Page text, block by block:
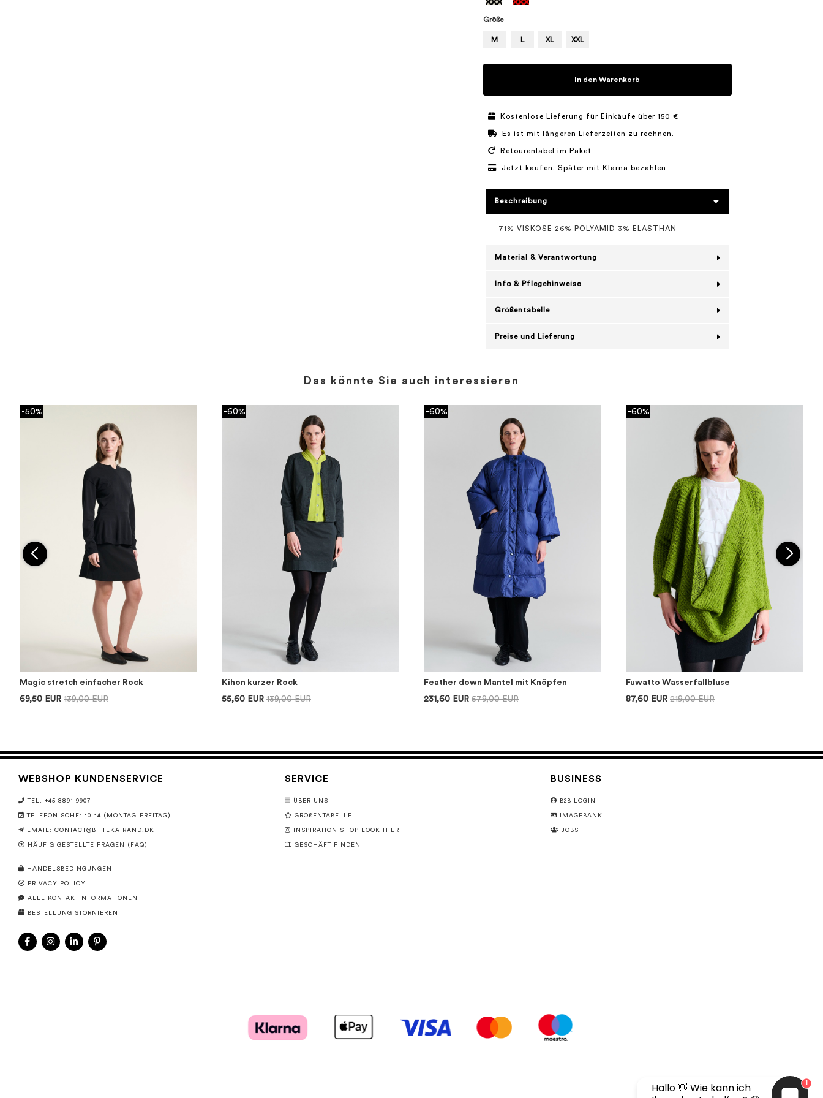
Größe
M L XL XXL
In den Warenkorb
Kostenlose Lieferung für Einkäufe über 150 €
Es ist mit längeren Lieferzeiten zu rechnen.
Retourenlabel im Paket
Jetzt kaufen. Später mit Klarna bezahlen
Beschreibung
71% VISKOSE 26% POLYAMID 3% ELASTHAN
Material & Verantwortung
Info & Pflegehinweise
Größentabelle
Preise und Lieferung
Das könnte Sie auch interessieren
-50%
Magic stretch einfacher Rock
69,50 EUR 139,00 EUR
-60%
Kihon kurzer Rock
55,60 EUR 139,00 EUR
-60%
Feather down Mantel mit Knöpfen
231,60 EUR 579,00 EUR
-60%
Fuwatto Wasserfallbluse
87,60 EUR 219,00 EUR
WEBSHOP KUNDENSERVICE
TEL: +45 8891 9907
TELEFONISCHE: 10-14 (MONTAG-FREITAG)
EMAIL: CONTACT@BITTEKAIRAND.DK
HÄUFIG GESTELLTE FRAGEN (FAQ)
HANDELSBEDINGUNGEN
PRIVACY POLICY
ALLE KONTAKTINFORMATIONEN
BESTELLUNG STORNIEREN
SERVICE
ÜBER UNS
GRÖßENTABELLE
INSPIRATION SHOP LOOK HIER
GESCHÄFT FINDEN
BUSINESS
B2B LOGIN
IMAGEBANK
JOBS
Hallo 👋 Wie kann ich
1